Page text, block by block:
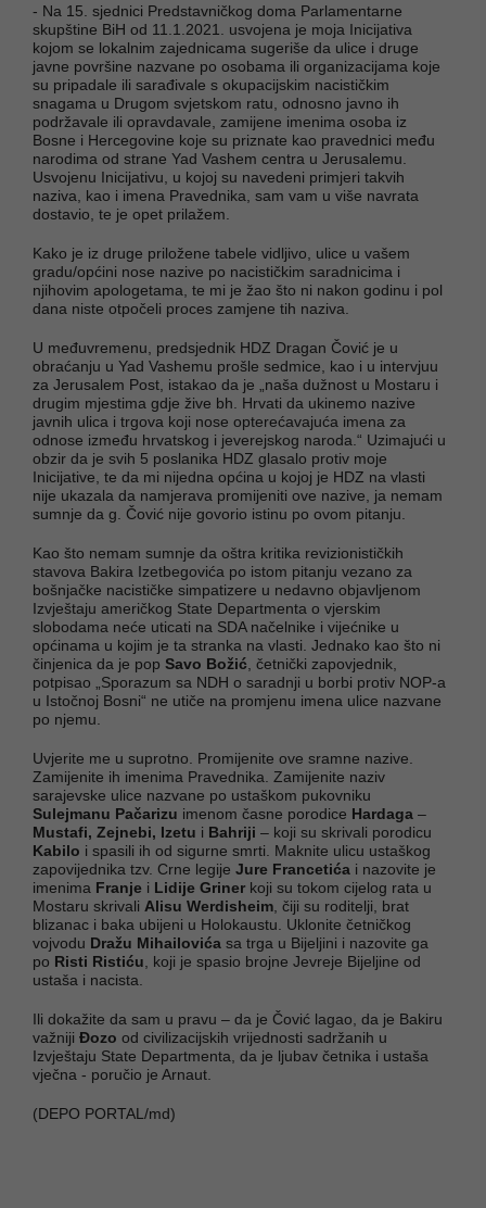
- Na 15. sjednici Predstavničkog doma Parlamentarne
skupštine BiH od 11.1.2021. usvojena je moja Inicijativa
kojom se lokalnim zajednicama sugeriše da ulice i druge
javne površine nazvane po osobama ili organizacijama koje
su pripadale ili sarađivale s okupacijskim nacističkim
snagama u Drugom svjetskom ratu, odnosno javno ih
podržavale ili opravdavale, zamijene imenima osoba iz
Bosne i Hercegovine koje su priznate kao pravednici među
narodima od strane Yad Vashem centra u Jerusalemu.
Usvojenu Inicijativu, u kojoj su navedeni primjeri takvih
naziva, kao i imena Pravednika, sam vam u više navrata
dostavio, te je opet prilažem.
Kako je iz druge priložene tabele vidljivo, ulice u vašem
gradu/općini nose nazive po nacističkim saradnicima i
njihovim apologetama, te mi je žao što ni nakon godinu i pol
dana niste otpočeli proces zamjene tih naziva.
U međuvremenu, predsjednik HDZ Dragan Čović je u
obraćanju u Yad Vashemu prošle sedmice, kao i u intervjuu
za Jerusalem Post, istakao da je „naša dužnost u Mostaru i
drugim mjestima gdje žive bh. Hrvati da ukinemo nazive
javnih ulica i trgova koji nose opterećavajuća imena za
odnose između hrvatskog i jeverejskog naroda.“ Uzimajući u
obzir da je svih 5 poslanika HDZ glasalo protiv moje
Inicijative, te da mi nijedna općina u kojoj je HDZ na vlasti
nije ukazala da namjerava promijeniti ove nazive, ja nemam
sumnje da g. Čović nije govorio istinu po ovom pitanju.
Kao što nemam sumnje da oštra kritika revizionističkih
stavova Bakira Izetbegovića po istom pitanju vezano za
bošnjačke nacističke simpatizere u nedavno objavljenom
Izvještaju američkog State Departmenta o vjerskim
slobodama neće uticati na SDA načelnike i vijećnike u
općinama u kojim je ta stranka na vlasti. Jednako kao što ni
činjenica da je pop Savo Božić , četnički zapovjednik,
potpisao „Sporazum sa NDH o saradnji u borbi protiv NOP-a
u Istočnoj Bosni“ ne utiče na promjenu imena ulice nazvane
po njemu.
Uvjerite me u suprotno. Promijenite ove sramne nazive.
Zamijenite ih imenima Pravednika. Zamijenite naziv
sarajevske ulice nazvane po ustaškom pukovniku
Sulejmanu Pačarizu imenom časne porodice Hardaga –
Mustafi, Zejnebi, Izetu i Bahriji – koji su skrivali porodicu
Kabilo i spasili ih od sigurne smrti. Maknite ulicu ustaškog
zapovijednika tzv. Crne legije Jure Francetića i nazovite je
imenima Franje i Lidije Griner koji su tokom cijelog rata u
Mostaru skrivali Alisu Werdisheim , čiji su roditelji, brat
blizanac i baka ubijeni u Holokaustu. Uklonite četničkog
vojvodu Dražu Mihailovića sa trga u Bijeljini i nazovite ga
po Risti Ristiću , koji je spasio brojne Jevreje Bijeljine od
ustaša i nacista.
Ili dokažite da sam u pravu – da je Čović lagao, da je Bakiru
važniji Đozo od civilizacijskih vrijednosti sadržanih u
Izvještaju State Departmenta, da je ljubav četnika i ustaša
vječna - poručio je Arnaut.
(DEPO PORTAL/md)